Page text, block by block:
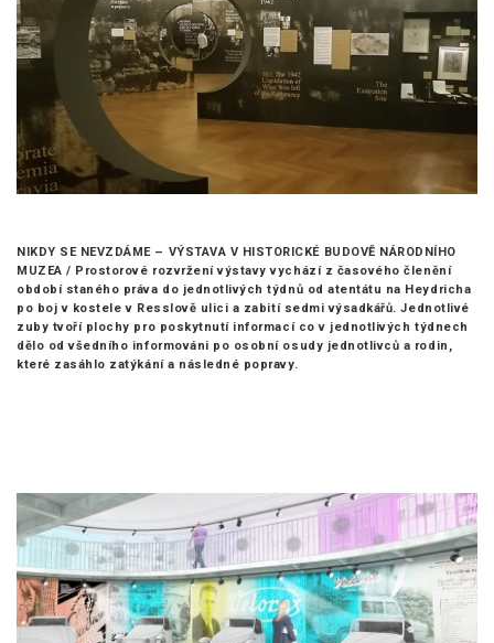
NIKDY SE NEVZDÁME – VÝSTAVA V HISTORICKÉ BUDOVĚ NÁRODNÍHO
MUZEA / Prostorové rozvržení výstavy vychází z časového členění
období staného práva do jednotlivých týdnů od atentátu na Heydricha
po boj v kostele v Resslově ulici a zabití sedmi výsadkářů. Jednotlivé
zuby tvoří plochy pro poskytnutí informací co v jednotlivých týdnech
dělo od všedního informováni po osobní osudy jednotlivců a rodin,
které zasáhlo zatýkání a následné popravy.